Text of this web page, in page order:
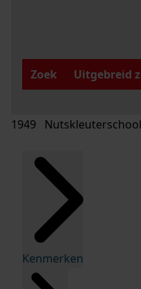
Zoek
Uitgebreid
1949
Kenmerken